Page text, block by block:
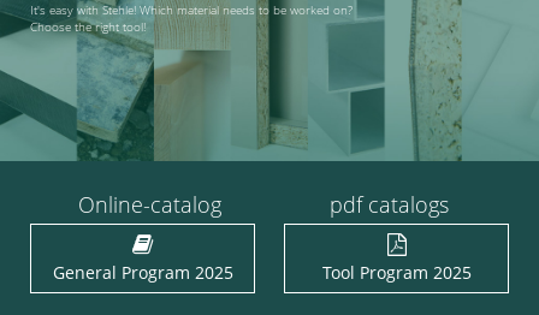
It's easy with Stehle! Which material needs to be worked on?
Choose the right tool!
Online-catalog
General Program 2025
pdf catalogs
Tool Program 2025